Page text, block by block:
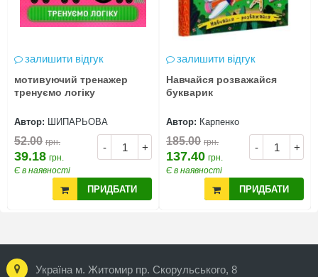
залишити відгук
мотивуючий тренажер
тренуємо логіку
Автор: ШИПАРЬОВА
- +
52.00 грн.
39.18 грн.
Є в наявності
ПРИДБАТИ
залишити відгук
Навчайся розважайся
букварик
Автор: Карпенко
- +
185.00 грн.
137.40 грн.
Є в наявності
ПРИДБАТИ
Україна м. Житомир пр. Скорульського, 8